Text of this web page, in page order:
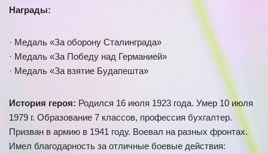
Награды:
· Медаль «За оборону Сталинграда»
· Медаль «За Победу над Германией»
· Медаль «За взятие Будапешта»
История героя: Родился 16 июля 1923 года. Умер 10 июля
1979 г. Образование 7 классов, профессия бухгалтер.
Призван в армию в 1941 году. Воевал на разных фронтах.
Имел благодарность за отличные боевые действия: